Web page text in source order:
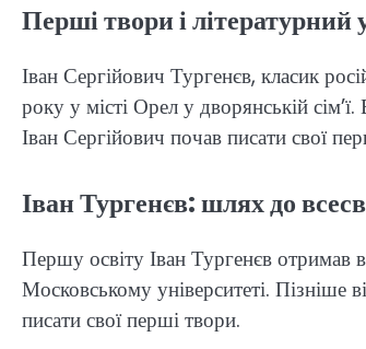
Перші твори і літературний
Іван Сергійович Тургенєв, класик
року у місті Орел у дворянській
Іван Сергійович почав писати свої
Іван Тургенєв: шлях до
Першу освіту Іван Тургенєв
Московському університеті. Пізніше
писати свої перші твори.